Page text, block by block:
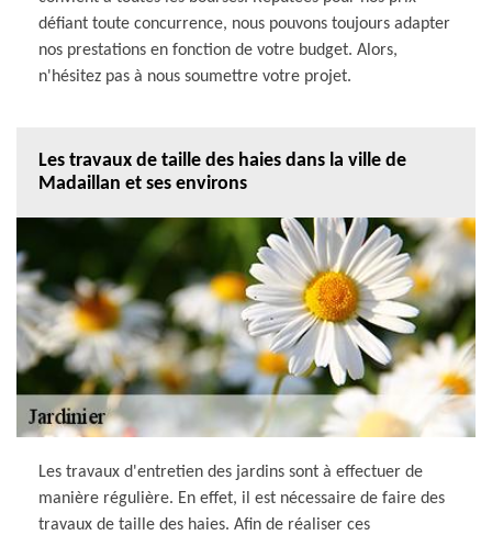
défiant toute concurrence, nous pouvons toujours adapter
nos prestations en fonction de votre budget. Alors,
n'hésitez pas à nous soumettre votre projet.
Les travaux de taille des haies dans la ville de
Madaillan et ses environs
Les travaux d'entretien des jardins sont à effectuer de
manière régulière. En effet, il est nécessaire de faire des
travaux de taille des haies. Afin de réaliser ces